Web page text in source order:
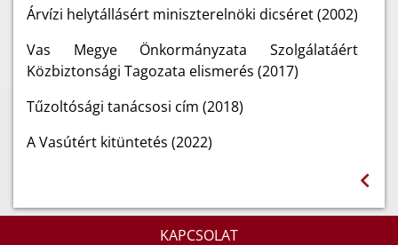
Árvízi helytállásért miniszterelnöki dicséret (2002)
Vas Megye Önkormányzata Szolgálatáért
Közbiztonsági Tagozata elismerés (2017)
Tűzoltósági tanácsosi cím (2018)
A Vasútért kitüntetés (2022)
KAPCSOLAT